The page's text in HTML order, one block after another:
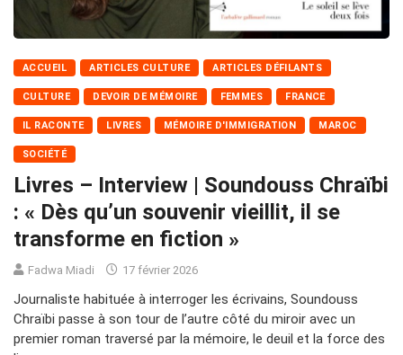
ACCUEIL ARTICLES CULTURE ARTICLES DÉFILANTS
CULTURE DEVOIR DE MÉMOIRE FEMMES FRANCE
IL RACONTE LIVRES MÉMOIRE D'IMMIGRATION MAROC
SOCIÉTÉ
Livres – Interview | Soundouss Chraïbi
: « Dès qu’un souvenir vieillit, il se
transforme en fiction »
Fadwa Miadi 17 février 2026
Journaliste habituée à interroger les écrivains, Soundouss
Chraïbi passe à son tour de l’autre côté du miroir avec un
premier roman traversé par la mémoire, le deuil et la force des